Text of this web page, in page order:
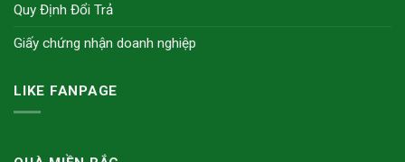
Quy Định Đổi Trả
Giấy chứng nhận doanh nghiệp
LIKE FANPAGE